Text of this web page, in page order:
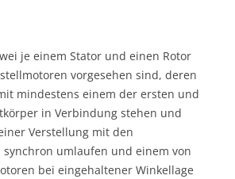
je einem Stator und einen Rotor
vorgesehen sind, deren
mindestens einem der ersten und
in Verbindung stehen und
Verstellung mit den
umlaufen und einem von
bei eingehaltener Winkellage